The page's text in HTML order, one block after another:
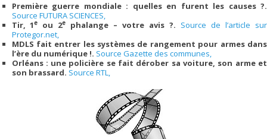
Première guerre mondiale : quelles en furent les causes ?.
Source FUTURA SCIENCES,
Tir, 1e ou 2e phalange – votre avis ?. Source de l’article sur
Protegor.net,
MDLS fait entrer les systèmes de rangement pour armes dans
l’ère du numérique !. Source Gazette des communes,
Orléans : une policière se fait dérober sa voiture, son arme et
son brassard. Source RTL,